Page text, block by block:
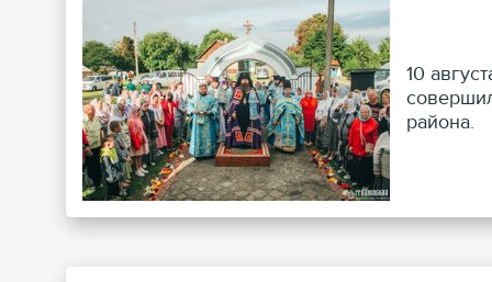
10
района.